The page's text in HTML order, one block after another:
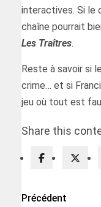
interactives. Si le
chaîne pourrait
Les Traîtres.
Reste à savoir si
crime… et si
jeu où tout est
Share this
Précédent